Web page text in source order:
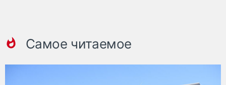
Самое читаемое